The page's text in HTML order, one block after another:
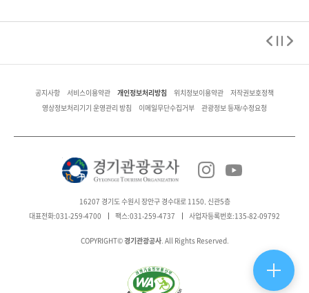
공지사항 서비스이용약관 개인정보처리방침 위치정보이용약관 저작권보호정책
영상정보처리기기 운영관리 방침 이메일무단수집거부 관광정보 등재/수정요청
16207 경기도 수원시 장안구 경수대로 1150, 신관5층
대표전화:031-259-4700 팩스:031-259-4737 사업자등록번호:135-82-09792
COPYRIGHT© 경기관광공사. All Rights Reserved.